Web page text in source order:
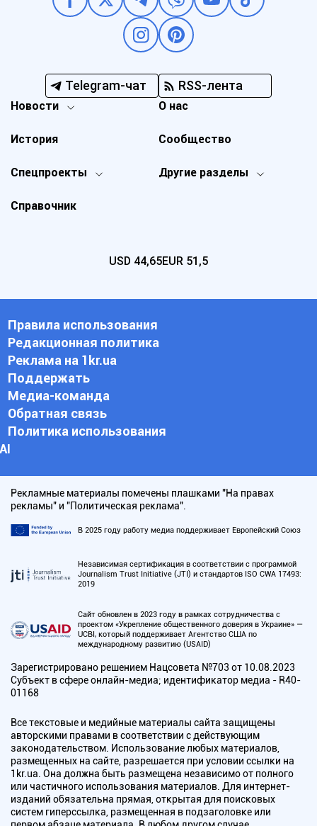
Telegram-чат RSS-лента
Новости
Спецпроекты Другие разделы
История
О нас
Справочник
Сообщество
USD 44,65EUR 51,5
Правила использования
Редакционная политика
Реклама на 1kr.ua
Поддержать
Медиа-команда
Обратная связь
Политика использования
АI
Рекламные материалы помечены плашками "На правах
рекламы" и "Политическая реклама".
В 2025 году работу медиа поддерживает Европейский Союз
Независимая сертификация в соответствии с программой
Journalism Trust Initiative (JTI) и стандартов ISO CWA 17493:
2019
Сайт обновлен в 2023 году в рамках сотрудничества с
проектом «Укрепление общественного доверия в Украине» —
UCBI, который поддерживает Агентство США по
международному развитию (USAID)
Зарегистрировано решением Нацсовета №703 от 10.08.2023
Субъект в сфере онлайн-медиа; идентификатор медиа - R40-
01168
Все текстовые и медийные материалы сайта защищены
авторскими правами в соответствии с действующим
законодательством. Использование любых материалов,
размещенных на сайте, разрешается при условии ссылки на
1kr.ua. Она должна быть размещена независимо от полного
или частичного использования материалов. Для интернет-
изданий обязательна прямая, открытая для поисковых
систем гиперссылка, размещенная в подзаголовке или